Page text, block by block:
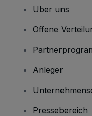
Über uns
Offene
Anleger
Pressebereich